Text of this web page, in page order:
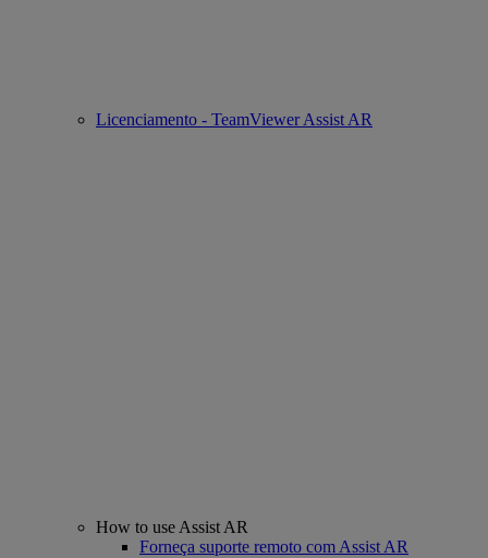
Licenciamento - TeamViewer Assist AR
How to use Assist AR
Forneça suporte remoto com Assist AR